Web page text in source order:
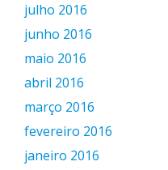
julho 2016
junho 2016
maio 2016
abril 2016
março 2016
fevereiro 2016
janeiro 2016